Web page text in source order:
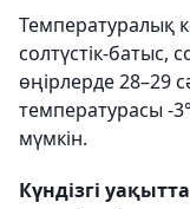
Температуралық
солтүстік-батыс,
өңірлерде 28–29
температурасы -
мүмкін.
Күндізгі